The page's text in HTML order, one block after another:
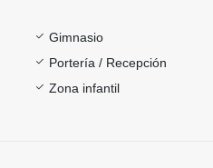
Gimnasio
Portería / Recepción
Zona infantil